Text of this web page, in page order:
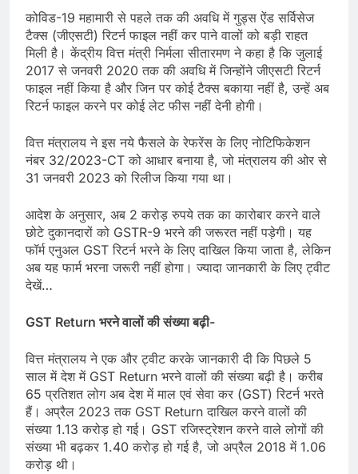
कोविड-19 महामारी से पहले तक की अवधि में गुड्स ऐंड सर्विसेज
टैक्स (जीएसटी) रिटर्न फाइल नहीं कर पाने वालों को बड़ी राहत
मिली है। केंद्रीय वित्त मंत्री निर्मला सीतारमण ने कहा है कि जुलाई
2017 से जनवरी 2020 तक की अवधि में जिन्होंने जीएसटी रिटर्न
फाइल नहीं किया है और जिन पर कोई टैक्स बकाया नहीं है, उन्हें अब
रिटर्न फाइल करने पर कोई लेट फीस नहीं देनी होगी।
वित्त मंत्रालय ने इस नये फैसले के रेफरेंस के लिए नोटिफिकेशन
नंबर 32/2023-CT को आधार बनाया है, जो मंत्रालय की ओर से
31 जनवरी 2023 को रिलीज किया गया था।
आदेश के अनुसार, अब 2 करोड़ रुपये तक का कारोबार करने वाले
छोटे दुकानदारों को GSTR-9 भरने की जरूरत नहीं पड़ेगी। यह
फॉर्म एनुअल GST रिटर्न भरने के लिए दाखिल किया जाता है, लेकिन
अब यह फार्म भरना जरूरी नहीं होगा। ज्यादा जानकारी के लिए ट्वीट
देखें…
GST Return भरने वालों की संख्या बढ़ी-
वित्त मंत्रालय ने एक और ट्वीट करके जानकारी दी कि पिछले 5
साल में देश में GST Return भरने वालों की संख्या बढ़ी है। करीब
65 प्रतिशत लोग अब देश में माल एवं सेवा कर (GST) रिटर्न भरते
हैं। अप्रैल 2023 तक GST Return दाखिल करने वालों की
संख्या 1.13 करोड़ हो गई। GST रजिस्ट्रेशन करने वाले लोगों की
संख्या भी बढ़कर 1.40 करोड़ हो गई है, जो अप्रैल 2018 में 1.06
करोड़ थी।